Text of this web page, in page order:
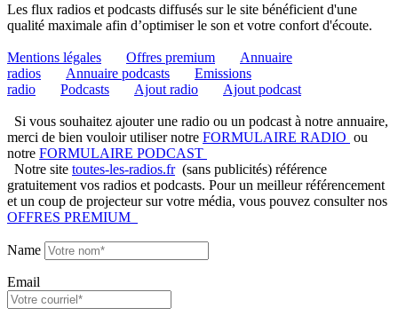
Les flux radios et podcasts diffusés sur le site bénéficient d'une
qualité maximale afin d’optimiser le son et votre confort d'écoute.
Mentions légales Offres premium
Annuaire
radios
Annuaire podcasts
Emissions
radio
Podcasts Ajout radio Ajout podcast
Si vous souhaitez ajouter une radio ou un podcast à notre annuaire,
merci de bien vouloir utiliser notre FORMULAIRE RADIO ou
notre FORMULAIRE PODCAST
Notre site toutes-les-radios.fr(sans publicités) référence
gratuitement vos radios et podcasts. Pour un meilleur référencement
et un coup de projecteur sur votre média, vous pouvez consulter nos
OFFRES PREMIUM
Name
Email